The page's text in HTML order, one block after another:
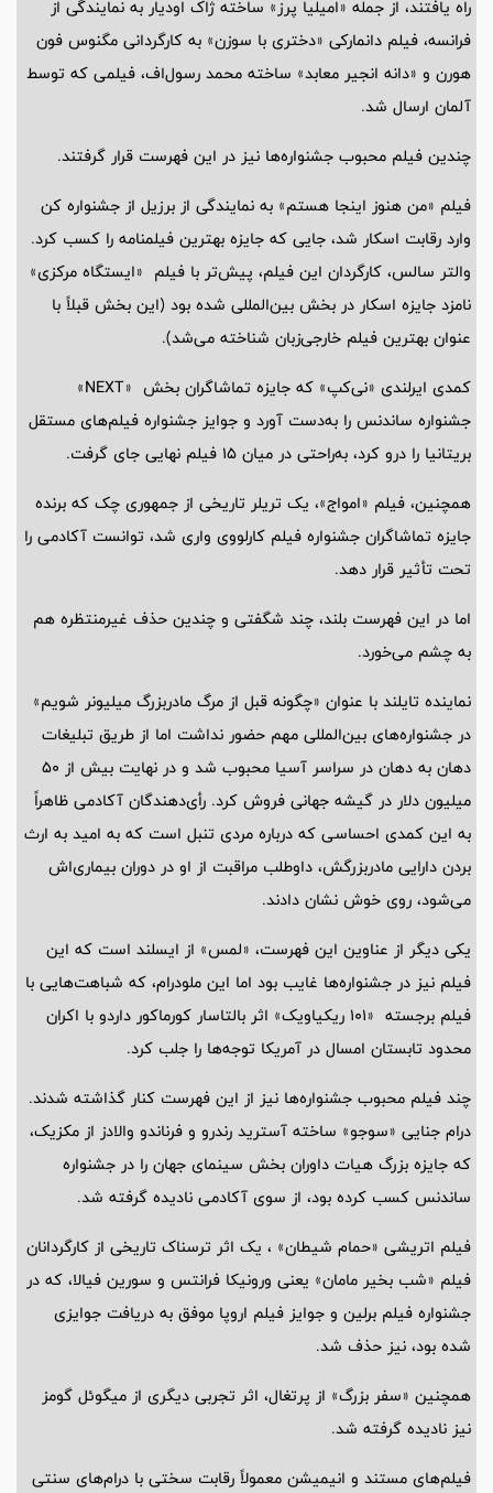
راه یافتند، از جمله «امیلیا پرز» ساخته ژاک اودیار به نمایندگی از
فرانسه، فیلم دانمارکی «دختری با سوزن» به کارگردانی مگنوس فون
هورن و «دانه انجیر معابد» ساخته محمد رسول‌اف، فیلمی که توسط
آلمان ارسال شد.
چندین فیلم محبوب جشنواره‌ها نیز در این فهرست قرار گرفتند.
فیلم «من هنوز اینجا هستم» به نمایندگی از برزیل از جشنواره کن
وارد رقابت اسکار شد، جایی که جایزه بهترین فیلمنامه را کسب کرد.
والتر سالس، کارگردان این فیلم، پیش‌تر با فیلم «ایستگاه مرکزی»
نامزد جایزه اسکار در بخش بین‌المللی شده بود (این بخش قبلاً با
عنوان بهترین فیلم خارجی‌زبان شناخته می‌شد).
کمدی ایرلندی «نی‌کپ» که جایزه تماشاگران بخش «NEXT»
جشنواره ساندنس را به‌دست آورد و جوایز جشنواره فیلم‌های مستقل
بریتانیا را درو کرد، به‌راحتی در میان 15 فیلم نهایی جای گرفت.
همچنین، فیلم «امواج»، یک تریلر تاریخی از جمهوری چک که برنده
جایزه تماشاگران جشنواره فیلم کارلووی واری شد، توانست آکادمی را
تحت تأثیر قرار دهد.
اما در این فهرست بلند، چند شگفتی و چندین حذف غیرمنتظره هم
به چشم می‌خورد.
نماینده تایلند با عنوان «چگونه قبل از مرگ مادربزرگ میلیونر شویم»
در جشنواره‌های بین‌المللی مهم حضور نداشت اما از طریق تبلیغات
دهان به دهان در سراسر آسیا محبوب شد و در نهایت بیش از 50
میلیون دلار در گیشه جهانی فروش کرد. رأی‌دهندگان آکادمی ظاهراً
به این کمدی احساسی که درباره مردی تنبل است که به امید به ارث
بردن دارایی مادربزرگش، داوطلب مراقبت از او در دوران بیماری‌اش
می‌شود، روی خوش نشان دادند.
یکی دیگر از عناوین این فهرست، «لمس» از ایسلند است که این
فیلم نیز در جشنواره‌ها غایب بود اما این ملودرام، که شباهت‌هایی با
فیلم برجسته «101 ریکیاویک» اثر بالتاسار کورماکور داردو با اکران
محدود تابستان امسال در آمریکا توجه‌ها را جلب کرد.
چند فیلم محبوب جشنواره‌ها نیز از این فهرست کنار گذاشته شدند.
درام جنایی «سوجو» ساخته آسترید رندرو و فرناندو والادز از مکزیک،
که جایزه بزرگ هیات داوران بخش سینمای جهان را در جشنواره
ساندنس کسب کرده بود، از سوی آکادمی نادیده گرفته شد.
فیلم اتریشی «حمام شیطان» ، یک اثر ترسناک تاریخی از کارگردانان
فیلم «شب بخیر مامان» یعنی ورونیکا فرانتس و سورین فیالا، که در
جشنواره فیلم برلین و جوایز فیلم اروپا موفق به دریافت جوایزی
شده بود، نیز حذف شد.
همچنین «سفر بزرگ» از پرتغال، اثر تجربی دیگری از میگوئل گومز
نیز نادیده گرفته شد.
فیلم‌های مستند و انیمیشن معمولاً رقابت سختی با درام‌های سنتی